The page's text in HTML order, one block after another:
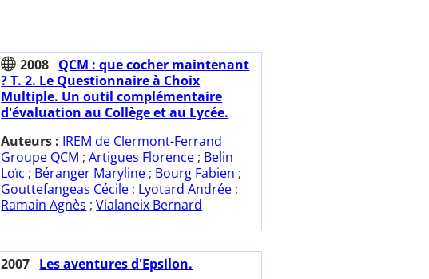
2008 QCM : que cocher maintenant
? T. 2. Le Questionnaire à Choix
Multiple. Un outil complémentaire
d'évaluation au Collège et au Lycée.
Auteurs : IREM de Clermont-Ferrand
Groupe QCM ;Artigues Florence ; Belin
Loïc ; Béranger Maryline ; Bourg Fabien ;
Gouttefangeas Cécile ; Lyotard Andrée ;
Ramain Agnès ;Vialaneix Bernard
2007 Les aventures d'Epsilon.